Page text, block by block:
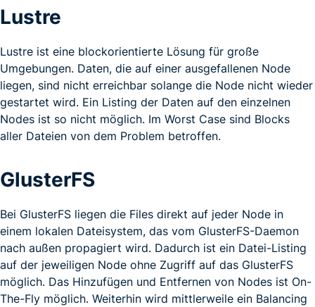
Lustre
Lustre ist eine blockorientierte Lösung für große
Umgebungen. Daten, die auf einer ausgefallenen Node
liegen, sind nicht erreichbar solange die Node nicht wieder
gestartet wird. Ein Listing der Daten auf den einzelnen
Nodes ist so nicht möglich. Im Worst Case sind Blocks
aller Dateien von dem Problem betroffen.
GlusterFS
Bei GlusterFS liegen die Files direkt auf jeder Node in
einem lokalen Dateisystem, das vom GlusterFS-Daemon
nach außen propagiert wird. Dadurch ist ein Datei-Listing
auf der jeweiligen Node ohne Zugriff auf das GlusterFS
möglich. Das Hinzufügen und Entfernen von Nodes ist On-
The-Fly möglich. Weiterhin wird mittlerweile ein Balancing